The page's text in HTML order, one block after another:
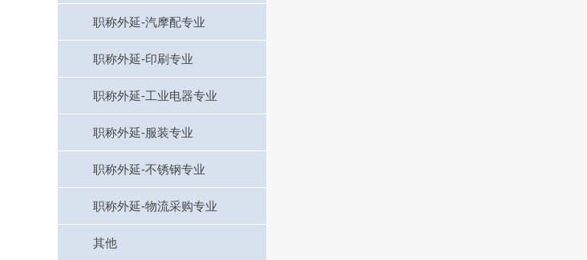
职称外延-汽摩配专业
职称外延-印刷专业
职称外延-工业电器专业
职称外延-服装专业
职称外延-不锈钢专业
职称外延-物流采购专业
其他